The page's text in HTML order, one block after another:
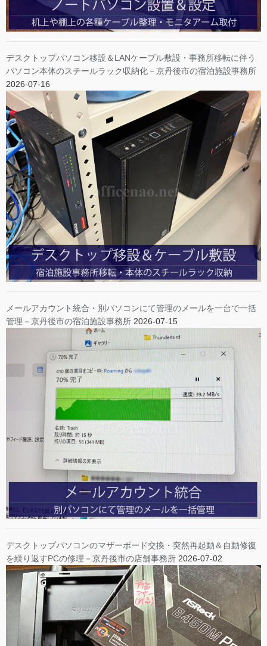
デスクトップパソコン移設＆LANケーブル敷設・事務所移転に伴う
パソコン本体のスチールラック収納化－京丹後市の宿泊施設事務所
2026-07-16
メールアカウント統合・別パソコンにて管理のメールを一台で一括
管理－京丹後市の宿泊施設事務所 2026-07-15
デスクトップパソコンのマザーボード交換・突然再起動＆自動修復
を繰り返すPCの修理－京丹後市の店舗事務所 2026-07-02